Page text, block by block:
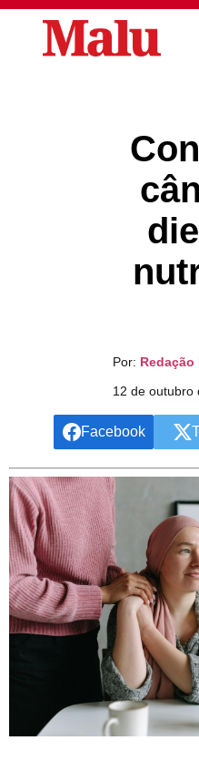
Por: Redação
12 de outubro
Facebook